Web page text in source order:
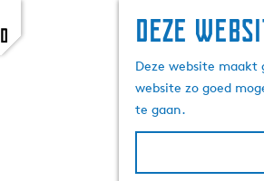
Deze
Deze website
website zo goed
te gaan.